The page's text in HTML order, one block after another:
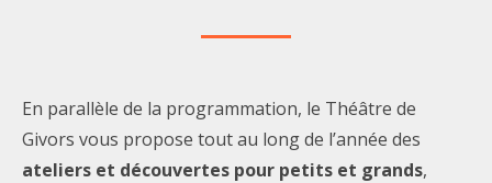
En parallèle de la programmation, le Théâtre de
Givors vous propose tout au long de l’année des
ateliers et découvertes pour petits et grands,